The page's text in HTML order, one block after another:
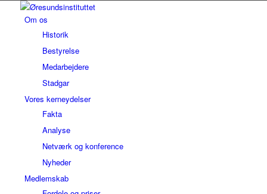
Om os
Historik
Bestyrelse
Medarbejdere
Stadgar
Vores kerneydelser
Fakta
Analyse
Netværk og konference
Nyheder
Medlemskab